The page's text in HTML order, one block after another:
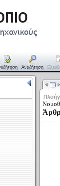
Αναζήτηση